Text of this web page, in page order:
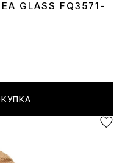
GLASS FQ3571-